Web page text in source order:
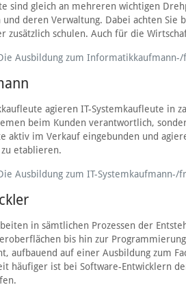
sind gleich an mehreren wichtigen
und deren Verwaltung. Dabei achten
zusätzlich schulen. Auch für die
Ausbildung zum
agieren IT-Systemkaufleute in
beim Kunden verantwortlich,
aktiv im Verkauf eingebunden und
etablieren.
Ausbildung zum IT-
in sämtlichen Prozessen der
bis hin zur
aufbauend auf einer Ausbildung zum
häufiger ist bei Software-Entwicklern